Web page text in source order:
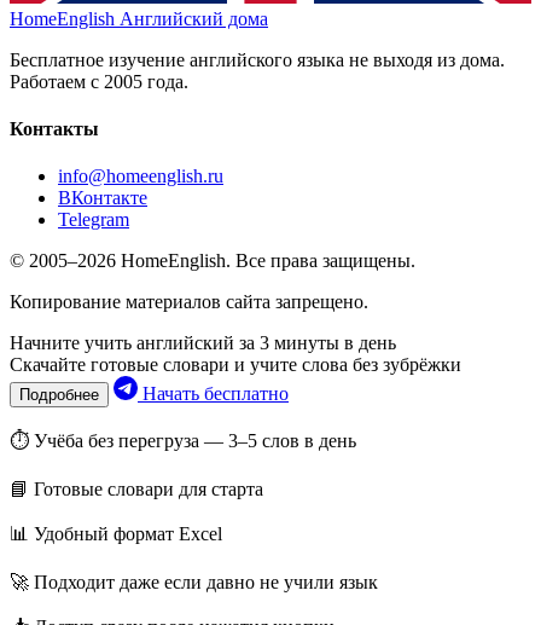
HomeEnglish Английский дома
Бесплатное изучение английского языка не выходя из дома.
Работаем с 2005 года.
Контакты
info@homeenglish.ru
ВКонтакте
Telegram
© 2005–2026 HomeEnglish. Все права защищены.
Копирование материалов сайта запрещено.
Начните учить английский за 3 минуты в день
Скачайте готовые словари и учите слова без зубрёжки
Подробнее Начать бесплатно
⏱ Учёба без перегруза — 3–5 слов в день
📘 Готовые словари для старта
📊 Удобный формат Excel
🚀 Подходит даже если давно не учили язык